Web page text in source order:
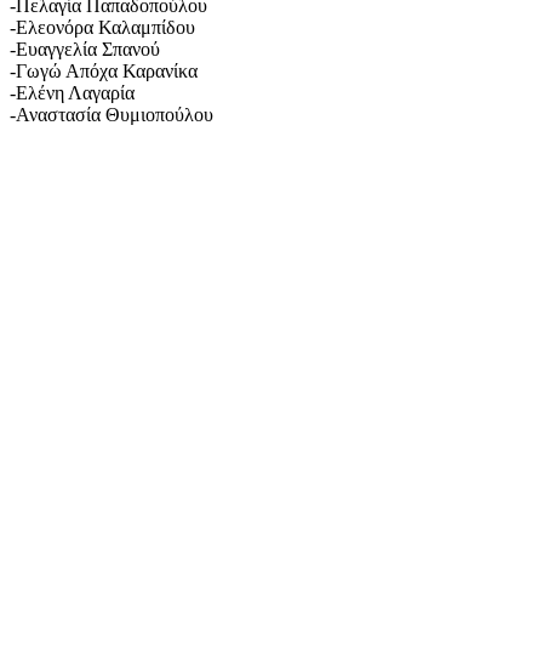
-Πελαγία Παπαδοπούλου
-Ελεονόρα Καλαμπίδου
-Ευαγγελία Σπανού
-Γωγώ Απόχα Καρανίκα
-Ελένη Λαγαρία
-Αναστασία Θυμιοπούλου